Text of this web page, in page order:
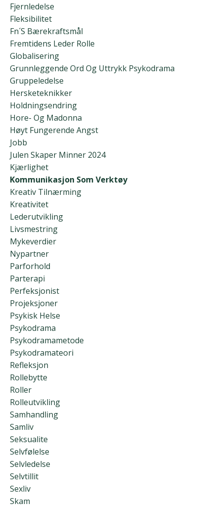
Fjernledelse
Fleksibilitet
Fn´s Bærekraftsmål
Fremtidens Leder Rolle
Globalisering
Grunnleggende Ord Og Uttrykk Psykodrama
Gruppeledelse
Hersketeknikker
Holdningsendring
Hore- Og Madonna
Høyt Fungerende Angst
Jobb
Julen Skaper Minner 2024
Kjærlighet
Kommunikasjon Som Verktøy
Kreativ Tilnærming
Kreativitet
Lederutvikling
Livsmestring
Mykeverdier
Nypartner
Parforhold
Parterapi
Perfeksjonist
Projeksjoner
Psykisk Helse
Psykodrama
Psykodramametode
Psykodramateori
Refleksjon
Rollebytte
Roller
Rolleutvikling
Samhandling
Samliv
Seksualite
Selvfølelse
Selvledelse
Selvtillit
Sexliv
Skam